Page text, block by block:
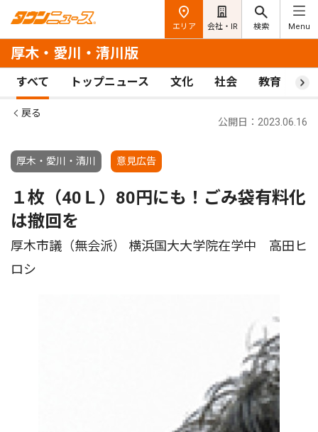
エリア 会社・IR 検索 Menu
厚木・愛川・清川版
すべて トップニュース 文化 社会 教育 ス
戻る
厚木・愛川・清川 意見広告
公開日：2023.06.16
１枚（40Ｌ）80円にも！ごみ袋有料化
は撤回を
厚木市議（無会派） 横浜国大大学院在学中 高田ヒ
ロシ